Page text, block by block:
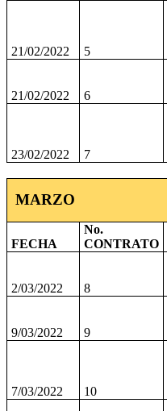
21/02/2022 5
21/02/2022 6
23/02/2022 7
MARZO
FECHA
No.
CONTRATO
2/03/2022 8
9/03/2022 9
7/03/2022 10